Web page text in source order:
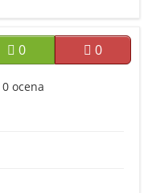
0 0
0 ocena